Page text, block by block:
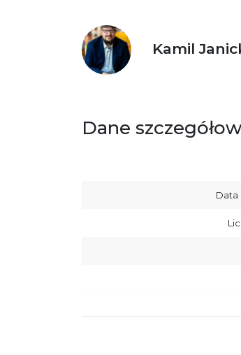
Kamil
Dane
Data
zgodność produktu z